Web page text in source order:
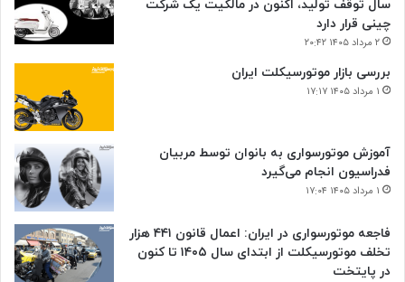
سال توقف تولید، اکنون در مالکیت یک شرکت
چینی قرار دارد
۲ مرداد ۱۴۰۵ ۲۰:۴۲
بررسی بازار موتورسیکلت ایران
۱ مرداد ۱۴۰۵ ۱۷:۱۷
آموزش موتورسواری به بانوان توسط مربیان
فدراسیون انجام می‌گیرد
۱ مرداد ۱۴۰۵ ۱۷:۰۴
فاجعه موتورسواری در ایران: اعمال قانون ۴۴۱ هزار
تخلف موتورسیکلت از ابتدای سال ۱۴۰۵ تا کنون
در پایتخت